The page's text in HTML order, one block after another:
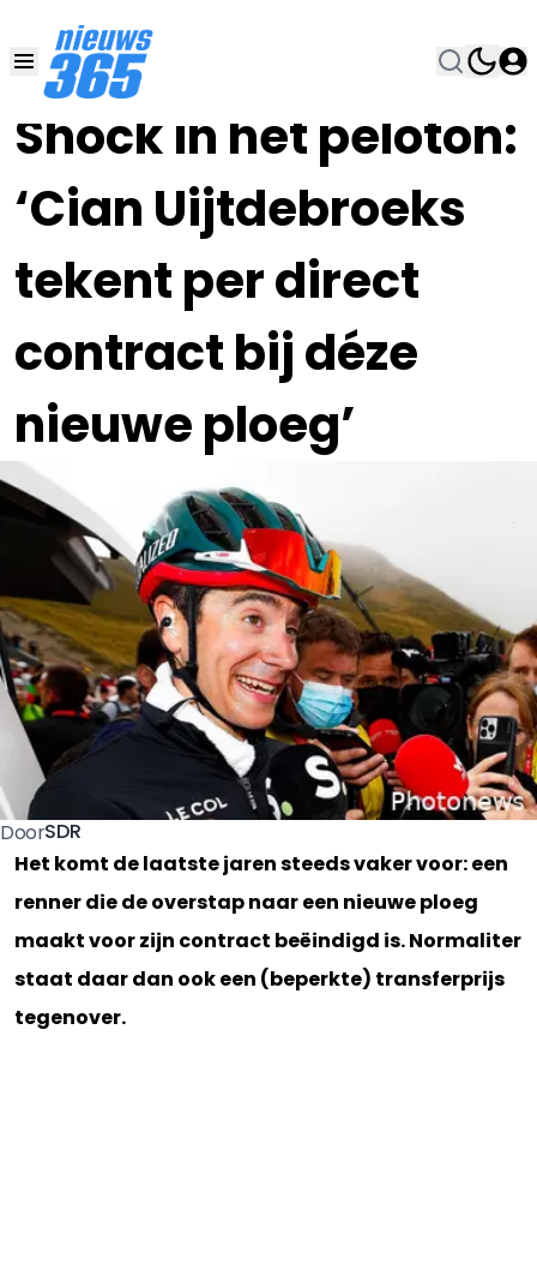
Shock in het peloton:
‘Cian Uijtdebroeks
tekent per direct
contract bij déze
nieuwe ploeg’
10 OKT 2023, 10:45
DoorSDR
Het komt de laatste jaren steeds vaker voor: een
renner die de overstap naar een nieuwe ploeg
maakt voor zijn contract beëindigd is. Normaliter
staat daar dan ook een (beperkte) transferprijs
tegenover.